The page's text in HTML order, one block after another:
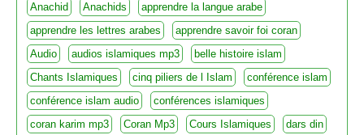
Anachid Anachids
apprendre la langue arabe
apprendre les lettres arabes
apprendre savoir foi coran
Audio
audios islamiques mp3
belle histoire islam
Chants Islamiques
cinq piliers de l Islam
conférence islam
conférence islam audio
conférences islamiques
coran karim mp3
Coran Mp3 Cours Islamiques
dars din